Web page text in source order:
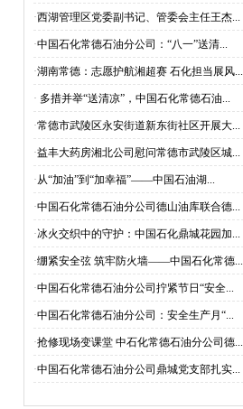
·西湖管理区党委副书记、管委会主任王杰...
·中国石化常德石油分公司：“八一”送清...
·湖南常德：志愿护航湘超赛 石化担当展风...
· 多措并举“送清凉”，中国石化常德石油...
·常德市武陵区永安街道新东街社区开展大...
·益丰大药房湘北公司慰问常德市武陵区城...
·从“加油”到“加幸福”——中国石油湖...
·中国石化常德石油分公司德山油库联合德...
·冰火交织中的守护：中国石化鼎城花园加...
·绷紧安全弦 筑牢防火墙——中国石化常德...
·中国石化常德石油分公司拧紧节日“安全...
·中国石化常德石油分公司：安全生产月“...
·抢修现场变课堂 中石化常德石油分公司德...
·中国石化常德石油分公司鼎城党支部扎实...